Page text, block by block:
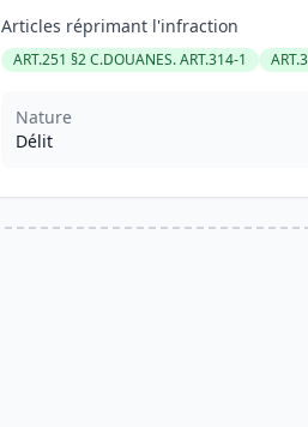
Articles réprimant l'infraction
ART.251 §2 C.DOUANES. ART.314-1
Nature
Délit